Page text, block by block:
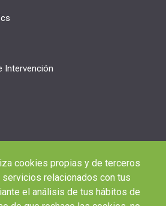
Intervención
cookies propias y de terceros
servicios relacionados con tus
el análisis de tus hábitos de